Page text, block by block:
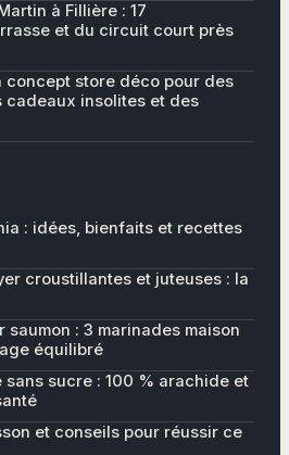
à Fillière : 17
et du circuit court près
concept store déco pour des
cadeaux insolites et des
: idées, bienfaits et recettes
croustillantes et juteuses : la
saumon : 3 marinades maison
équilibré
sans sucre : 100 % arachide et
et conseils pour réussir ce